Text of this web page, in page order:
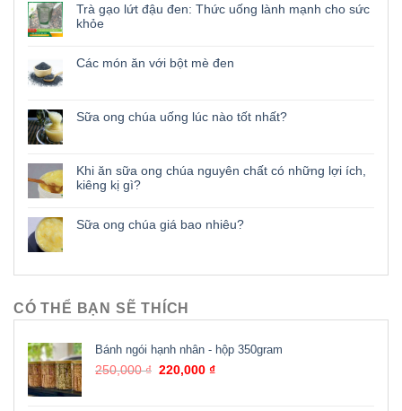
Trà gạo lứt đậu đen: Thức uống lành mạnh cho sức
khỏe
Các món ăn với bột mè đen
Sữa ong chúa uống lúc nào tốt nhất?
Khi ăn sữa ong chúa nguyên chất có những lợi ích,
kiêng kị gì?
Sữa ong chúa giá bao nhiêu?
CÓ THỂ BẠN SẼ THÍCH
Bánh ngói hạnh nhân - hộp 350gram
250,000₫ 220,000₫